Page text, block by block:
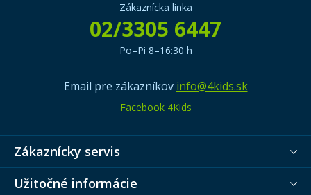
Zákaznícka linka
02/3305 6447
Po–Pi 8–16:30 h
Email pre zákazníkov info@4kids.sk
Facebook 4Kids
Zákaznícky servis
Užitočné informácie